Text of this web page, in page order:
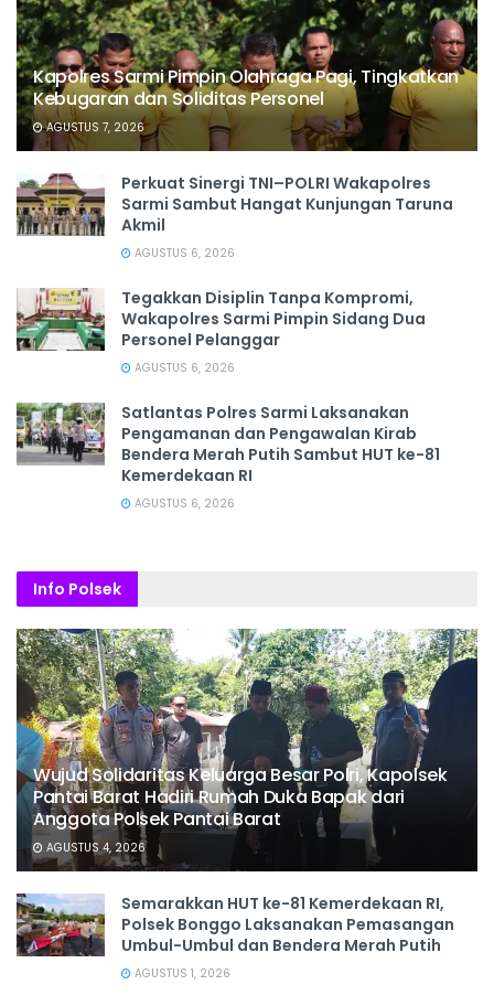
Kapolres Sarmi Pimpin Olahraga Pagi, Tingkatkan
Kebugaran dan Soliditas Personel
AGUSTUS 7, 2026
Perkuat Sinergi TNI–POLRI Wakapolres
Sarmi Sambut Hangat Kunjungan Taruna
Akmil
AGUSTUS 6, 2026
Tegakkan Disiplin Tanpa Kompromi,
Wakapolres Sarmi Pimpin Sidang Dua
Personel Pelanggar
AGUSTUS 6, 2026
Satlantas Polres Sarmi Laksanakan
Pengamanan dan Pengawalan Kirab
Bendera Merah Putih Sambut HUT ke-81
Kemerdekaan RI
AGUSTUS 6, 2026
Info Polsek
Wujud Solidaritas Keluarga Besar Polri, Kapolsek
Pantai Barat Hadiri Rumah Duka Bapak dari
Anggota Polsek Pantai Barat
AGUSTUS 4, 2026
Semarakkan HUT ke-81 Kemerdekaan RI,
Polsek Bonggo Laksanakan Pemasangan
Umbul-Umbul dan Bendera Merah Putih
AGUSTUS 1, 2026